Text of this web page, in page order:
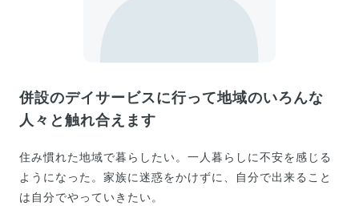
併設のデイサービスに行って地域のいろんな
人々と触れ合えます
住み慣れた地域で暮らしたい。一人暮らしに不安を感じる
ようになった。家族に迷惑をかけずに、自分で出来ること
は自分でやっていきたい。